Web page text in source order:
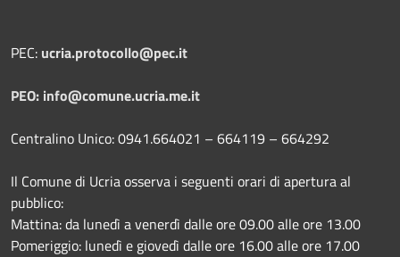
PEC: ucria.protocollo@pec.it
PEO: info@comune.ucria.me.it
Centralino Unico: 0941.664021 – 664119 – 664292
Il Comune di Ucria osserva i seguenti orari di apertura al
pubblico:
Mattina: da lunedì a venerdì dalle ore 09.00 alle ore 13.00
Pomeriggio: lunedì e giovedì dalle ore 16.00 alle ore 17.00